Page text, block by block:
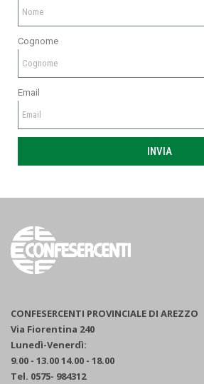
Cognome
Email
INVIA
CONFESERCENTI PROVINCIALE DI AREZZO
Via Fiorentina 240
Lunedì-Venerdì:
9.00 - 13.00 14.00 - 18.00
Tel. 0575- 984312